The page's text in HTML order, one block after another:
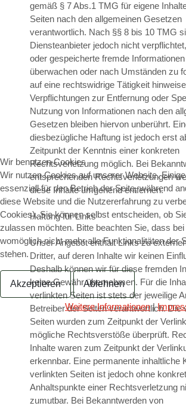
gemäß § 7 Abs.1 TMG für eigene
Seiten nach den allgemeinen Gesetzen
verantwortlich. Nach §§ 8 bis 10 TMG
Diensteanbieter jedoch nicht
oder gespeicherte fremde
überwachen oder nach Umständen zu
auf eine rechtswidrige Tätigkeit
Verpflichtungen zur Entfernung oder
Nutzung von Informationen nach den
Gesetzen bleiben hiervon unberührt.
diesbezügliche Haftung ist jedoch erst
Zeitpunkt der Kenntnis einer konkreten
Rechtsverletzung möglich. Bei
entsprechenden Rechtsverletzungen
diese Inhalte umgehend entfernen.
Haftung für Links
Unser Angebot enthält Links zu
Dritter, auf deren Inhalte wir keinen
Deshalb können wir für diese fremden
keine Gewähr übernehmen. Für die
verlinkten Seiten ist stets der jeweilige
Betreiber der Seiten verantwortlich. Die
Seiten wurden zum Zeitpunkt der
mögliche Rechtsverstöße überprüft.
Inhalte waren zum Zeitpunkt der
erkennbar. Eine permanente inhaltliche
verlinkten Seiten ist jedoch ohne
Anhaltspunkte einer Rechtsverletzung
zumutbar. Bei Bekanntwerden von
Wir benutzen Cookies
Wir nutzen Cookies auf unserer Website.
essenziell für den Betrieb der Seite, während
diese Website und die Nutzererfahrung zu
Cookies). Sie können selbst entscheiden, ob
zulassen möchten. Bitte beachten Sie, dass bei
womöglich nicht mehr alle Funktionalitäten der
stehen.
Akzeptieren Ablehnen
Weitere Informationen|